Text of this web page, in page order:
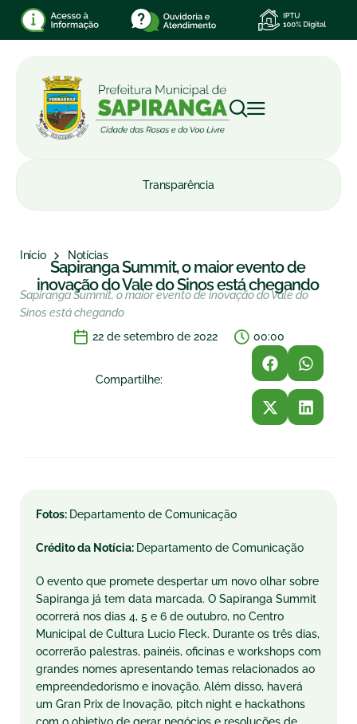
Transparência
Início Notícias
Sapiranga Summit, o maior evento de
inovação do Vale do Sinos está chegando
Sapiranga Summit, o maior evento de inovação do Vale do
Sinos está chegando
22 de setembro de 2022
00:00
Compartilhe:
Fotos: Departamento de Comunicação
Crédito da Notícia: Departamento de Comunicação
O evento que promete despertar um novo olhar sobre
Sapiranga já tem data marcada. O Sapiranga Summit
ocorrerá nos dias 4, 5 e 6 de outubro, no Centro
Municipal de Cultura Lucio Fleck. Durante os três dias,
ocorrerão palestras, painéis, oficinas e workshops com
grandes nomes apresentando temas relacionados ao
empreendedorismo e inovação. Além disso, haverá
um Gran Prix de Inovação, pitch night e hackathons